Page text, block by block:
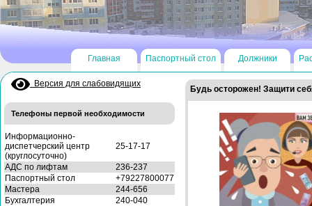
Главная Паспортный стол Должники
Версия для слабовидящих
Телефоны первой необходимости
Информационно-
диспетчерский центр
(круглосуточно)
25-17-17
АДС по лифтам
236-237
Паспортный стол
+79227800077
Мастера
244-656
Бухгалтерия
240-040
Будь осторожен! Защити